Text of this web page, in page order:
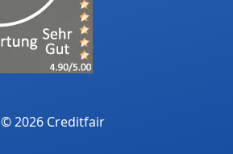
© 2026 Creditfair